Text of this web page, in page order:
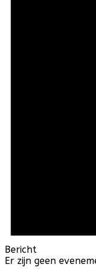
Bericht
Er zijn geen